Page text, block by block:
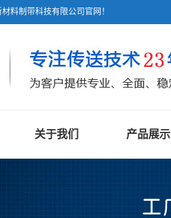
料制带科技有限公司官网！
关于我们 产品展示